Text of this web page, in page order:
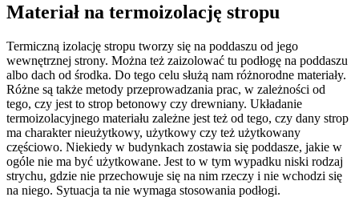
Materiał na termoizolację stropu
Termiczną izolację stropu tworzy się na poddaszu od jego
wewnętrznej strony. Można też zaizolować tu podłogę na poddaszu
albo dach od środka. Do tego celu służą nam różnorodne materiały.
Różne są także metody przeprowadzania prac, w zależności od
tego, czy jest to strop betonowy czy drewniany. Układanie
termoizolacyjnego materiału zależne jest też od tego, czy dany strop
ma charakter nieużytkowy, użytkowy czy też użytkowany
częściowo. Niekiedy w budynkach zostawia się poddasze, jakie w
ogóle nie ma być użytkowane. Jest to w tym wypadku niski rodzaj
strychu, gdzie nie przechowuje się na nim rzeczy i nie wchodzi się
na niego. Sytuacja ta nie wymaga stosowania podłogi.